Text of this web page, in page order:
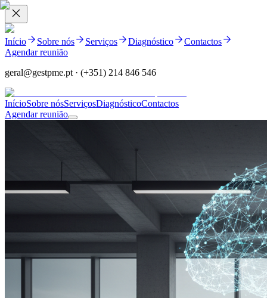
Início Sobre nós Serviços Diagnóstico
Contactos
Agendar reunião
geral@gestpme.pt · (+351) 214 846 546
InícioSobre nósServiçosDiagnósticoContactos
Agendar reunião